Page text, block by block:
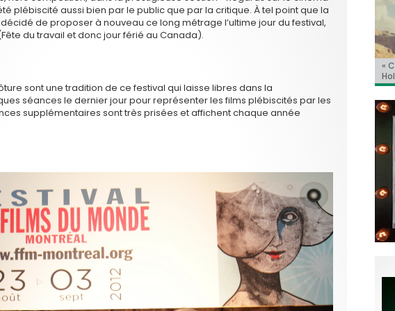
plébiscité aussi bien par le public que par la critique. À tel point que la
de proposer à nouveau ce long métrage l’ultime jour du festival,
du travail et donc jour férié au Canada).
sont une tradition de ce festival qui laisse libres dans la
séances le dernier jour pour représenter les films plébiscités par les
supplémentaires sont très prisées et affichent chaque année
«
«
«
de